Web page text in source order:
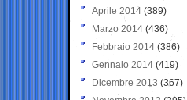
Aprile 2014 (389)
Marzo 2014 (436)
Febbraio 2014 (386)
Gennaio 2014 (419)
Dicembre 2013 (367)